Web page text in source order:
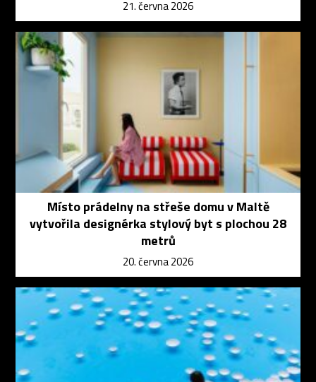
21. června 2026
Místo prádelny na střeše domu v Maltě
vytvořila designérka stylový byt s plochou 28
metrů
20. června 2026